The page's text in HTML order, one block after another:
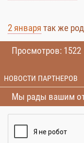
2 января так же
Просмотров: 1522
НОВОСТИ ПАРТНЕРОВ
Мы рады вашим